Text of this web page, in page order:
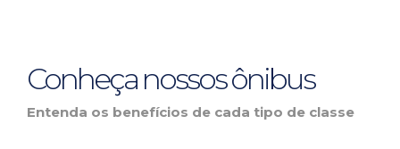
Conheça nossos ônibus
Entenda os benefícios de cada tipo de classe